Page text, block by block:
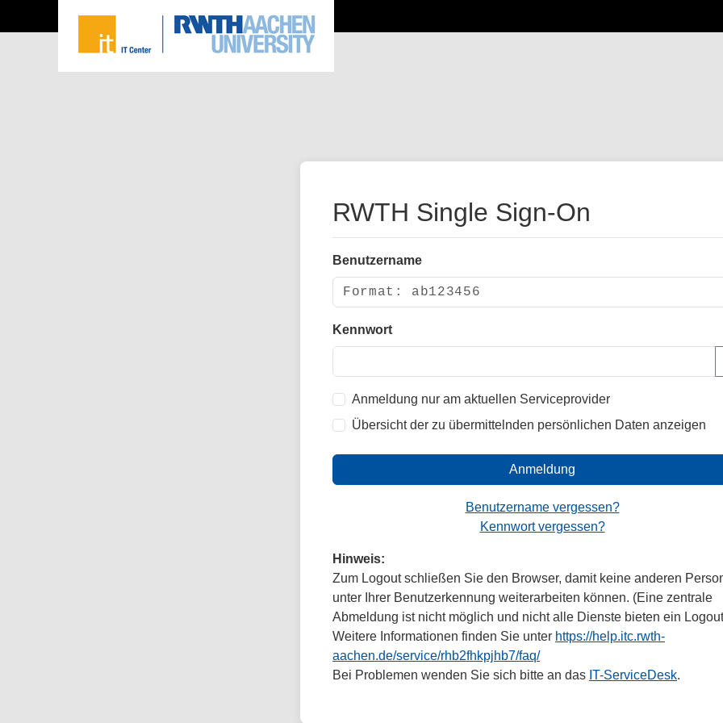
RWTH Single Sign-On
Benutzername
Kennwort
Anmeldung nur am aktuellen Serviceprovider
Übersicht der zu übermittelnden persönlichen Daten anzeigen
Anmeldung
Benutzername vergessen?
Kennwort vergessen?
Hinweis:
Zum Logout schließen Sie den Browser, damit keine anderen
unter Ihrer Benutzerkennung weiterarbeiten können. (Eine zentrale
Abmeldung ist nicht möglich und nicht alle Dienste bieten ein
Weitere Informationen finden Sie unter https://help.itc.rwth-
aachen.de/service/rhb2fhkpjhb7/faq/
Bei Problemen wenden Sie sich bitte an das IT-ServiceDesk.